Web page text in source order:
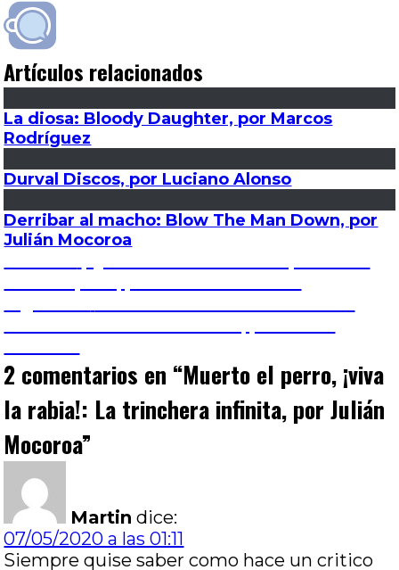
Artículos relacionados
La diosa: Bloody Daughter, por Marcos
Rodríguez
Durval Discos, por Luciano Alonso
Derribar al macho: Blow The Man Down, por
Julián Mocoroa
Navegación
de
entradas
2 comentarios en “Muerto el perro, ¡viva
la rabia!: La trinchera infinita, por Julián
Mocoroa”
Martin dice:
07/05/2020 a las 01:11
Siempre quise saber como hace un critico